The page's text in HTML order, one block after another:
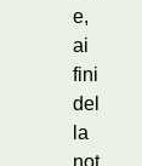
e,
ai
fini
del
la
not